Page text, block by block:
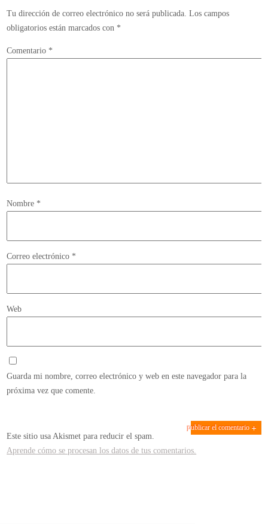
Tu dirección de correo electrónico no será publicada. Los campos
obligatorios están marcados con *
Comentario *
Nombre *
Correo electrónico *
Web
Guarda mi nombre, correo electrónico y web en este navegador para la
próxima vez que comente.
Este sitio usa Akismet para reducir el spam.
Aprende cómo se procesan los datos de tus comentarios.